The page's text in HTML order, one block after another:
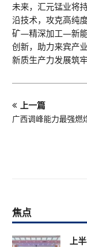
未来，汇元锰业将
沿技术，攻克高纯
矿—精深加工—新能
创新，助力来宾产
新质生产力发展筑
上一篇
广西调峰能力最强燃
焦点
上